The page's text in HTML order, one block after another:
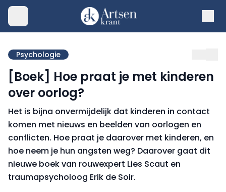
Psychologie
[Boek] Hoe praat je met kinderen
over oorlog?
Het is bijna onvermijdelijk dat kinderen in contact
komen met nieuws en beelden van oorlogen en
conflicten. Hoe praat je daarover met kinderen, en
hoe neem je hun angsten weg? Daarover gaat dit
nieuwe boek van rouwexpert Lies Scaut en
traumapsycholoog Erik de Soir.